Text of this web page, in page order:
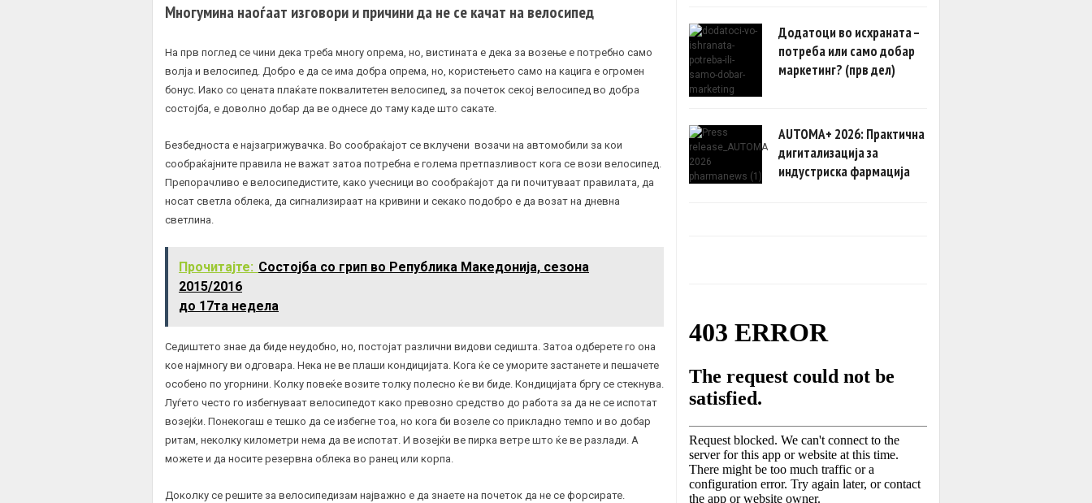
Многумина наоѓаат изговори и причини да не се качат на велосипед
На прв поглед се чини дека треба многу опрема, но, вистината е дека за возење е потребно само
волја и велосипед. Добро е да се има добра опрема, но, користењето само на кацига е огромен
бонус. Иако со цената плаќате поквалитетен велосипед, за почеток секој велосипед во добра
состојба, е доволно добар да ве однесе до таму каде што сакате.
Безбедноста е најзагрижувачка. Во сообраќајот се вклучени возачи на автомобили за кои
сообраќајните правила не важат затоа потребна е голема претпазливост кога се вози велосипед.
Препорачливо е велосипедистите, како учесници во сообраќајот да ги почитуваат правилата, да
носат светла облека, да сигнализираат на кривини и секако подобро е да возат на дневна
светлина.
Прочитајте: Состојба со грип во Република Македонија, сезона
2015/2016
до 17та недела
Седиштето знае да биде неудобно, но, постојат различни видови седишта. Затоа одберете го она
кое најмногу ви одговара. Нека не ве плаши кондицијата. Кога ќе се уморите застанете и пешачете
особено по угорнини. Колку повеќе возите толку полесно ќе ви биде. Кондицијата бргу се стекнува.
Луѓето често го избегнуваат велосипедот како превозно средство до работа за да не се испотат
возејќи. Понекогаш е тешко да се избегне тоа, но кога би возеле со прикладно темпо и во добар
ритам, неколку километри нема да ве испотат. И возејќи ве пирка ветре што ќе ве разлади. А
можете и да носите резервна облека во ранец или корпа.
Доколку се решите за велосипедизам најважно е да знаете на почеток да не се форсирате.
Додатоци во исхраната –
потреба или само добар
маркетинг? (прв дел)
AUTOMA+ 2026: Практична
дигитализација за
индустриска фармација